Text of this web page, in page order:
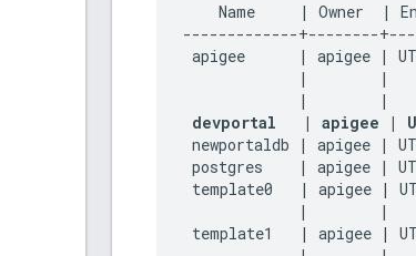
Name     | Owner  |
-------------+--------
apigee      | apigee |
|
|
|
|
devportal   | apigee |
newportaldb | apigee |
postgres    | apigee |
template0   | apigee |
|
|
template1   | apigee |